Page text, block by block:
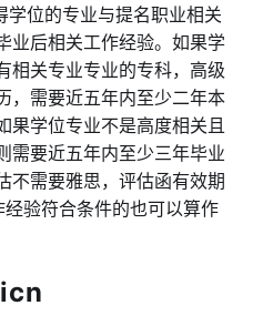
位的专业与提名职业相关
业后相关工作经验。如果学
相关专业专业的专科，高级
，需要近五年内至少二年本
果学位专业不是高度相关且
需要近五年内至少三年毕业
不需要雅思，评估函有效期
验符合条件的也可以算作